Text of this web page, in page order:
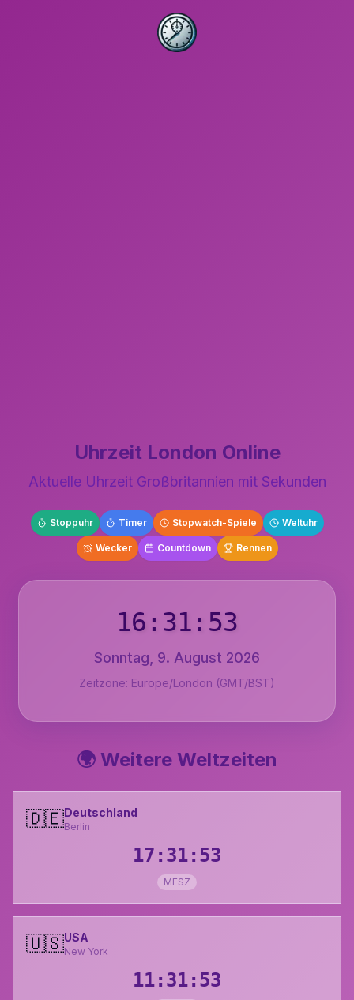
Uhrzeit London Online
Aktuelle Uhrzeit Großbritannien mit Sekunden
Stoppuhr Timer Stopwatch-Spiele Weltuhr
Wecker Countdown Rennen
16:31:54
Sonntag, 9. August 2026
Zeitzone: Europe/London (GMT/BST)
🌍 Weitere Weltzeiten
🇩🇪Deutschland
Berlin
17:31:54
MESZ
🇺🇸USA
New York
11:31:54